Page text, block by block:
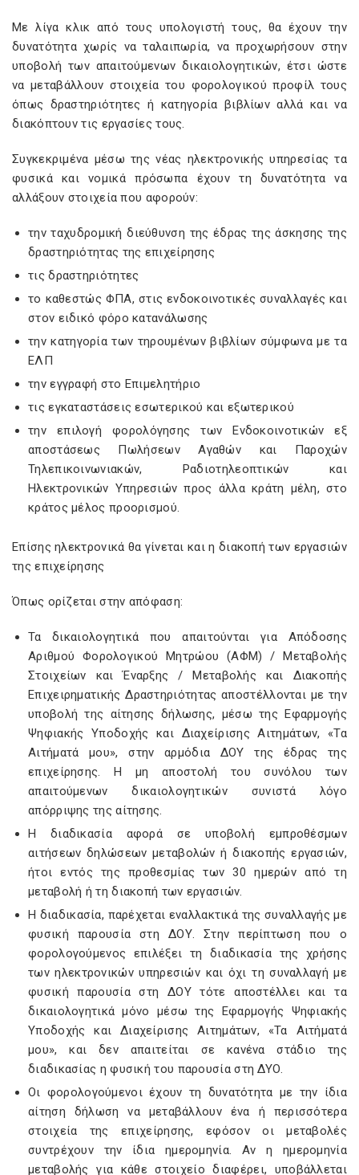
Με λίγα κλικ από τους υπολογιστή τους, θα έχουν την
δυνατότητα χωρίς να ταλαιπωρία, να προχωρήσουν στην
υποβολή των απαιτούμενων δικαιολογητικών, έτσι ώστε
να μεταβάλλουν στοιχεία του φορολογικού προφίλ τους
όπως δραστηριότητες ή κατηγορία βιβλίων αλλά και να
διακόπτουν τις εργασίες τους.
Συγκεκριμένα μέσω της νέας ηλεκτρονικής υπηρεσίας τα
φυσικά και νομικά πρόσωπα έχουν τη δυνατότητα να
αλλάξουν στοιχεία που αφορούν:
την ταχυδρομική διεύθυνση της έδρας της άσκησης της
δραστηριότητας της επιχείρησης
τις δραστηριότητες
το καθεστώς ΦΠΑ, στις ενδοκοινοτικές συναλλαγές και
στον ειδικό φόρο κατανάλωσης
την κατηγορία των τηρουμένων βιβλίων σύμφωνα με τα
ΕΛΠ
την εγγραφή στο Επιμελητήριο
τις εγκαταστάσεις εσωτερικού και εξωτερικού
την επιλογή φορολόγησης των Ενδοκοινοτικών εξ
αποστάσεως Πωλήσεων Αγαθών και Παροχών
Τηλεπικοινωνιακών, Ραδιοτηλεοπτικών και
Ηλεκτρονικών Υπηρεσιών προς άλλα κράτη μέλη, στο
κράτος μέλος προορισμού.
Επίσης ηλεκτρονικά θα γίνεται και η διακοπή των εργασιών
της επιχείρησης
Όπως ορίζεται στην απόφαση:
Τα δικαιολογητικά που απαιτούνται για Απόδοσης
Αριθμού Φορολογικού Μητρώου (ΑΦΜ) / Μεταβολής
Στοιχείων και Έναρξης / Μεταβολής και Διακοπής
Επιχειρηματικής Δραστηριότητας αποστέλλονται με την
υποβολή της αίτησης δήλωσης, μέσω της Εφαρμογής
Ψηφιακής Υποδοχής και Διαχείρισης Αιτημάτων, «Τα
Αιτήματά μου», στην αρμόδια ΔΟΥ της έδρας της
επιχείρησης. Η μη αποστολή του συνόλου των
απαιτούμενων δικαιολογητικών συνιστά λόγο
απόρριψης της αίτησης.
Η διαδικασία αφορά σε υποβολή εμπροθέσμων
αιτήσεων δηλώσεων μεταβολών ή διακοπής εργασιών,
ήτοι εντός της προθεσμίας των 30 ημερών από τη
μεταβολή ή τη διακοπή των εργασιών.
Η διαδικασία, παρέχεται εναλλακτικά της συναλλαγής με
φυσική παρουσία στη ΔΟΥ. Στην περίπτωση που ο
φορολογούμενος επιλέξει τη διαδικασία της χρήσης
των ηλεκτρονικών υπηρεσιών και όχι τη συναλλαγή με
φυσική παρουσία στη ΔΟΥ τότε αποστέλλει και τα
δικαιολογητικά μόνο μέσω της Εφαρμογής Ψηφιακής
Υποδοχής και Διαχείρισης Αιτημάτων, «Τα Αιτήματά
μου», και δεν απαιτείται σε κανένα στάδιο της
διαδικασίας η φυσική του παρουσία στη ΔΥΟ.
Οι φορολογούμενοι έχουν τη δυνατότητα με την ίδια
αίτηση δήλωση να μεταβάλλουν ένα ή περισσότερα
στοιχεία της επιχείρησης, εφόσον οι μεταβολές
συντρέχουν την ίδια ημερομηνία. Αν η ημερομηνία
μεταβολής για κάθε στοιχείο διαφέρει, υποβάλλεται